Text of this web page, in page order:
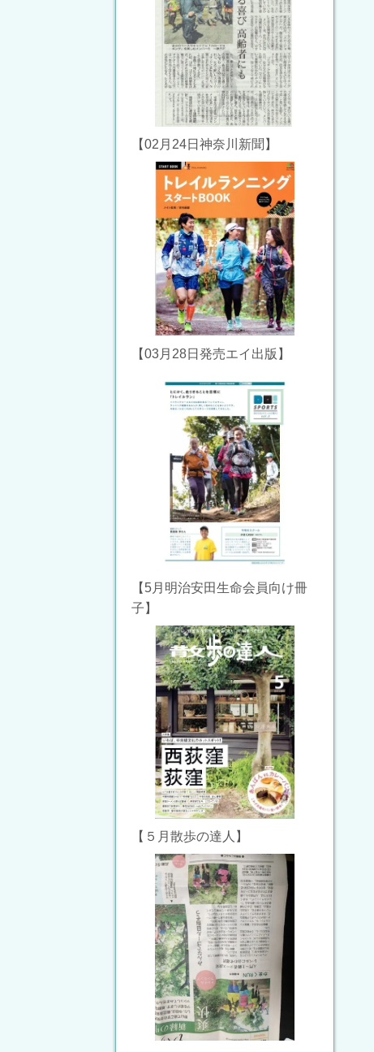
【02月24日神奈川新聞】
【03月28日発売エイ出版】
【5月明治安田生命会員向け冊
子】
【５月散歩の達人】